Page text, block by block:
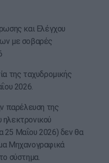
και Ελέγχου
με σοβαρές
της ταχυδρομικής
2026.
παρέλευση της
25 Μαΐου 2026) δεν θα
Μηχανογραφικά
σύστημα.